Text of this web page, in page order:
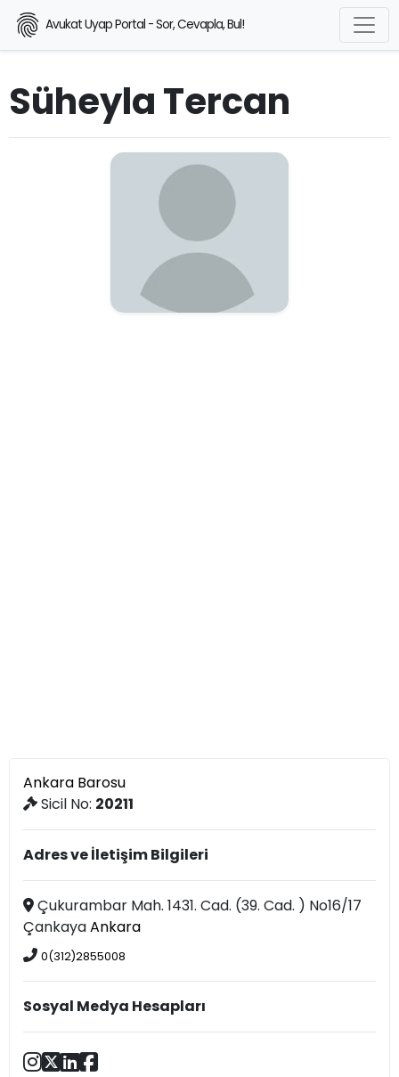
Avukat Uyap Portal - Sor, Cevapla, Bul!
Süheyla Tercan
Ankara Barosu
Sicil No: 20211
Adres ve İletişim Bilgileri
Çukurambar Mah. 1431. Cad. (39. Cad. ) No16/17
ÇankayaAnkara
0(312)2855008
Sosyal Medya Hesapları